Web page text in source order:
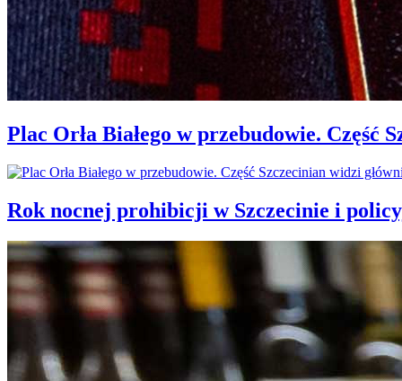
Plac Orła Białego w przebudowie.
Rok nocnej prohibicji w Szczecinie i